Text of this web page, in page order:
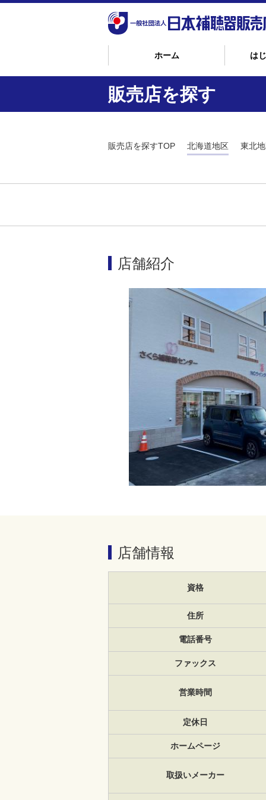
ホーム は
販売店を探す
販売店を探すTOP 北海道地区 東北
店舗紹介
店舗情報
資格
住所
電話番号
ファックス
営業時間
定休日
ホームページ
取扱いメーカー